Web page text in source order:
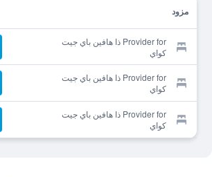
مزود
Provider for ذا هافين باي جيت
كواي
Provider for ذا هافين باي جيت
كواي
Provider for ذا هافين باي جيت
كواي